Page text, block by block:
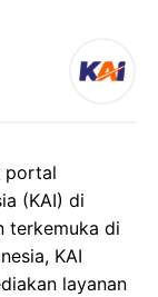
portal
(KAI) di
terkemuka di
KAI
layanan